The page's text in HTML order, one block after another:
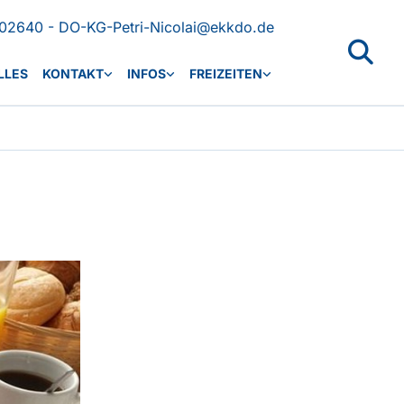
- DO-KG-Petri-Nicolai@ekkdo.de
KONTAKT INFOS FREIZEITEN